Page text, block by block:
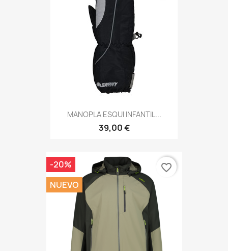
MANOPLA ESQUI INFANTIL...
39,00 €
-20%
NUEVO
favorite_border